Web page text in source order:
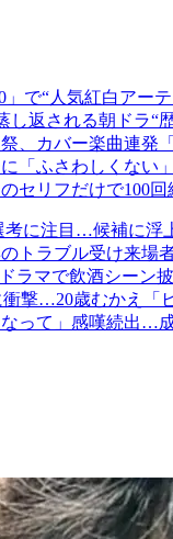
で“人気紅白ア
返される朝ドラ“
、カバー楽曲連
「ふさわしくない
リフだけで100回
に注目…候補に浮
トラブル受け来場
ラマで飲酒シーン
撃…20歳むかえ「
って」感嘆続出…